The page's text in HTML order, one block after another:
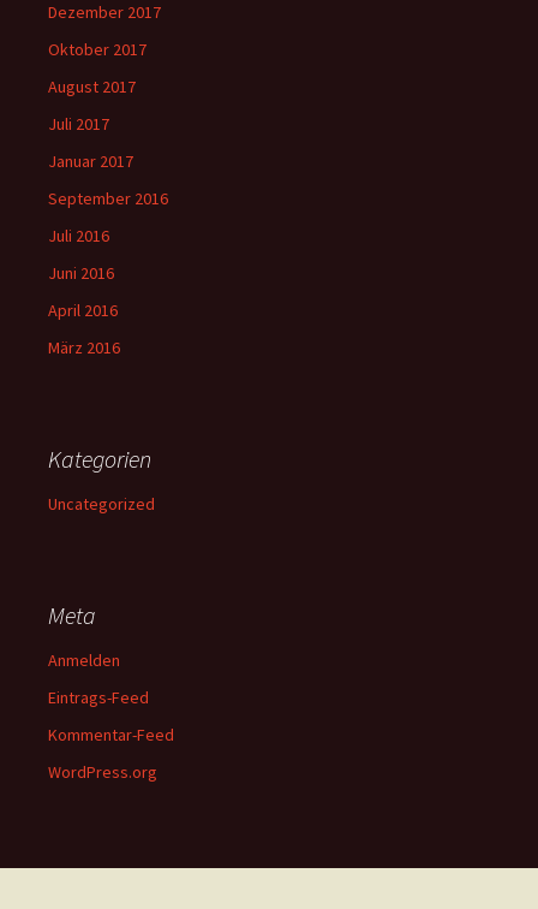
Dezember 2017
Oktober 2017
August 2017
Juli 2017
Januar 2017
September 2016
Juli 2016
Juni 2016
April 2016
März 2016
Kategorien
Uncategorized
Meta
Anmelden
Eintrags-Feed
Kommentar-Feed
WordPress.org